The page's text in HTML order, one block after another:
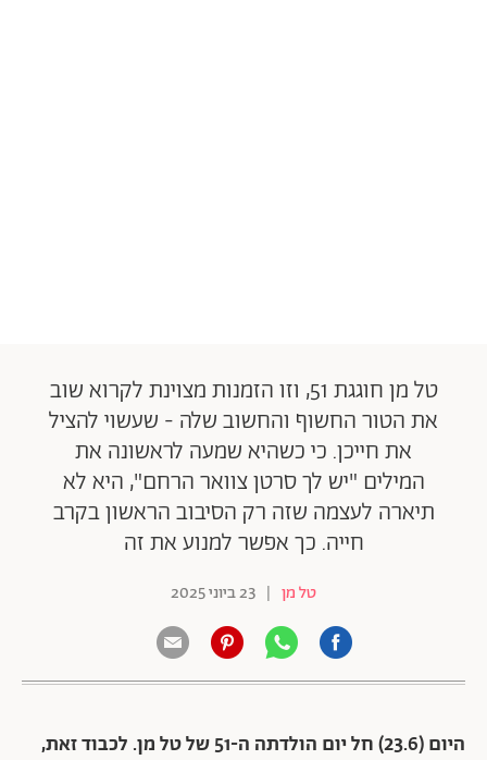
טל מן חוגגת 51, וזו הזמנות מצוינת לקרוא שוב
את הטור החשוף והחשוב שלה - שעשוי להציל
את חייכן. כי כשהיא שמעה לראשונה את
המילים "יש לך סרטן צוואר הרחם", היא לא
תיארה לעצמה שזה רק הסיבוב הראשון בקרב
חייה. כך אפשר למנוע את זה
טל מן | 23 ביוני 2025
היום (23.6) חל יום הולדתה ה-51 של טל מן. לכבוד זאת,